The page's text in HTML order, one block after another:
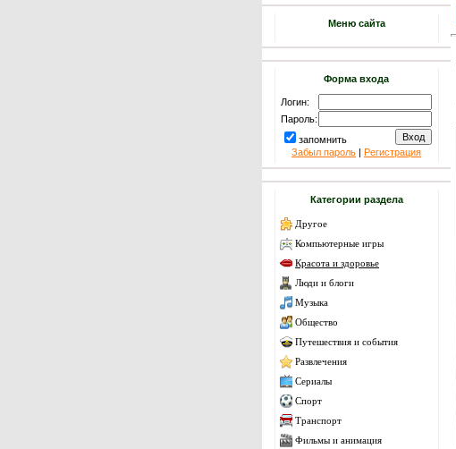
Меню сайта
Форма входа
Логин:
Пароль:
запомнить
Забыл пароль | Регистрация
Категории раздела
Другое
Компьютерные игры
Красота и здоровье
Люди и блоги
Музыка
Общество
Путешествия и события
Развлечения
Сериалы
Спорт
Транспорт
Фильмы и анимация